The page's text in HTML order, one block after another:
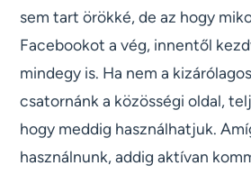
sem tart örökké, de az hogy
Facebookot a vég, innentől
mindegy is. Ha nem a
csatornánk a közösségi oldal,
hogy meddig használhatjuk.
használnunk, addig aktívan